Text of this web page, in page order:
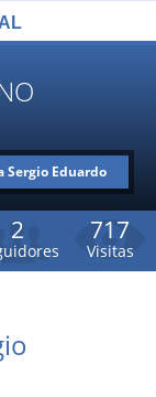
Sergio Eduardo
717
Visitas
2